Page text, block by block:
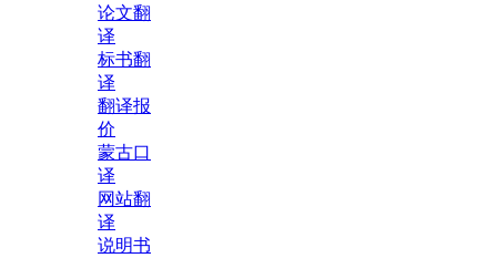
论文翻
译
标书翻
译
翻译报
价
蒙古口
译
网站翻
译
说明书